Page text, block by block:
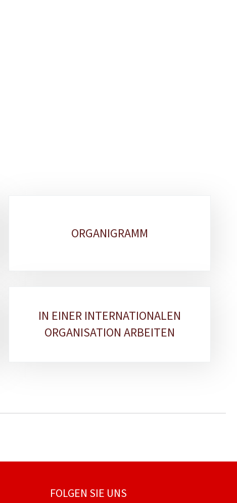
ORGANIGRAMM
IN EINER INTERNATIONALEN
ORGANISATION ARBEITEN
FOLGEN SIE UNS